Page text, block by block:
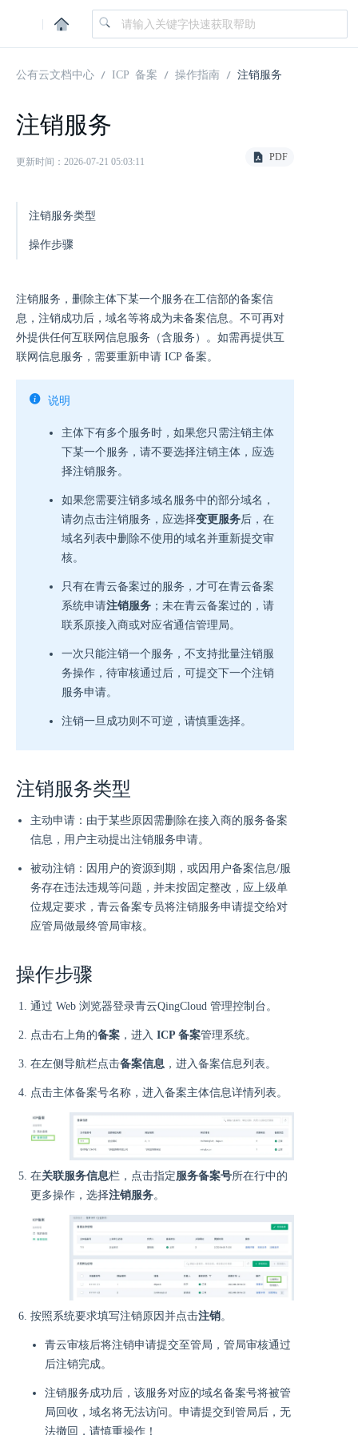
|
公有云文档中心 ICP 备案 操作指南 注销服务
注销服务
更新时间：2026-07-21 05:03:11 PDF
注销服务类型
操作步骤
注销服务，删除主体下某一个服务在工信部的备案信
息，注销成功后，域名等将成为未备案信息。不可再对
外提供任何互联网信息服务（含服务）。如需再提供互
联网信息服务，需要重新申请 ICP 备案。
说明
主体下有多个服务时，如果您只需注销主体
下某一个服务，请不要选择注销主体，应选
择注销服务。
如果您需要注销多域名服务中的部分域名，
请勿点击注销服务，应选择变更服务后，在
域名列表中删除不使用的域名并重新提交审
核。
只有在青云备案过的服务，才可在青云备案
系统申请注销服务 ；未在青云备案过的，请
联系原接入商或对应省通信管理局。
一次只能注销一个服务，不支持批量注销服
务操作，待审核通过后，可提交下一个注销
服务申请。
注销一旦成功则不可逆，请慎重选择。
注销服务类型
主动申请：由于某些原因需删除在接入商的服务备案
信息，用户主动提出注销服务申请。
被动注销：因用户的资源到期，或因用户备案信息/服
务存在违法违规等问题，并未按固定整改，应上级单
位规定要求，青云备案专员将注销服务申请提交给对
应管局做最终管局审核。
操作步骤
通过 Web 浏览器登录青云QingCloud 管理控制台。
点击右上角的备案 ，进入 ICP 备案管理系统。
在左侧导航栏点击备案信息 ，进入备案信息列表。
点击主体备案号名称，进入备案主体信息详情列表。
在关联服务信息栏，点击指定服务备案号所在行中的
更多操作，选择注销服务。
按照系统要求填写注销原因并点击注销。
青云审核后将注销申请提交至管局，管局审核通过
后注销完成。
注销服务成功后，该服务对应的域名备案号将被管
局回收，域名将无法访问。申请提交到管局后，无
法撤回，请慎重操作！